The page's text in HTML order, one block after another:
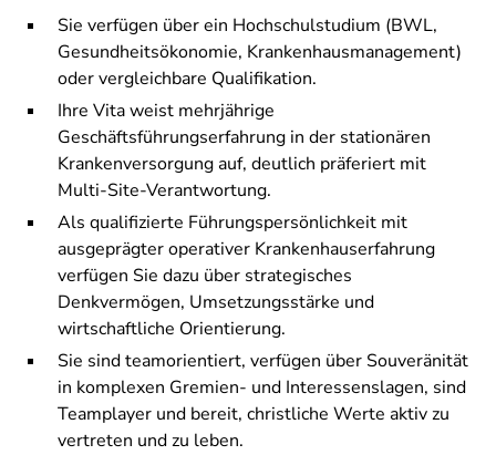
Sie verfügen über ein Hochschulstudium (BWL,
Gesundheitsökonomie, Krankenhausmanagement)
oder vergleichbare Qualifikation.
Ihre Vita weist mehrjährige
Geschäftsführungserfahrung in der stationären
Krankenversorgung auf, deutlich präferiert mit
Multi-Site-Verantwortung.
Als qualifizierte Führungspersönlichkeit mit
ausgeprägter operativer Krankenhauserfahrung
verfügen Sie dazu über strategisches
Denkvermögen, Umsetzungsstärke und
wirtschaftliche Orientierung.
Sie sind teamorientiert, verfügen über Souveränität
in komplexen Gremien- und Interessenslagen, sind
Teamplayer und bereit, christliche Werte aktiv zu
vertreten und zu leben.